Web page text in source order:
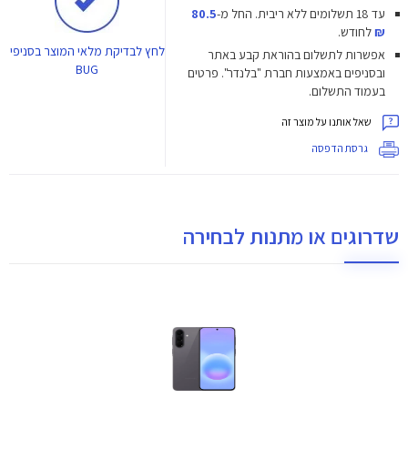
עד 18 תשלומים ללא ריבית.
החל מ-80.5
₪לחודש.
אפשרות לתשלום בהוראת קבע באתר
ובסניפים באמצעות חברת "בלנדר". פרטים
בעמוד התשלום.
שאל אותנו על מוצר זה
גרסת הדפסה
לחץלבדיקת מלאי המוצר בסניפי
BUG
שדרוגים או מתנות לבחירה